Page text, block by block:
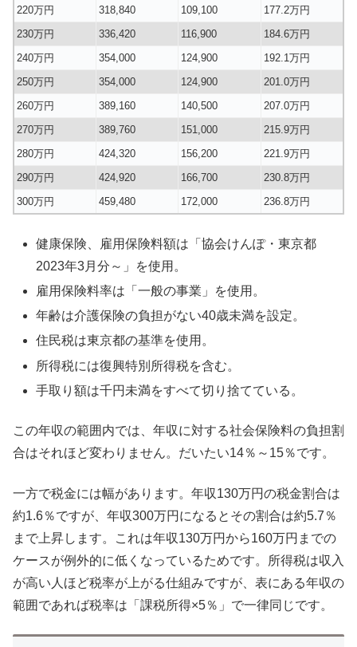
220万円
318,840 109,100
177.2万円
230万円
336,420 116,900
184.6万円
240万円
354,000 124,900
192.1万円
250万円
354,000 124,900
201.0万円
260万円
389,160 140,500
207.0万円
270万円
389,760 151,000
215.9万円
280万円
424,320 156,200
221.9万円
290万円
424,920 166,700
230.8万円
300万円
459,480 172,000 236.8万円
健康保険、雇用保険料額は「協会けんぽ・東京都
2023年3月分～」を使用。
雇用保険料率は「一般の事業」を使用。
年齢は介護保険の負担がない40歳未満を設定。
住民税は東京都の基準を使用。
所得税には復興特別所得税を含む。
手取り額は千円未満をすべて切り捨てている。
この年収の範囲内では、年収に対する社会保険料の負担割
合はそれほど変わりません。だいたい14％～15％です。
一方で税金には幅があります。年収130万円の税金割合は
約1.6％ですが、年収300万円になるとその割合は約5.7％
まで上昇します。これは年収130万円から160万円までの
ケースが例外的に低くなっているためです。所得税は収入
が高い人ほど税率が上がる仕組みですが、表にある年収の
範囲であれば税率は「課税所得×5％」で一律同じです。